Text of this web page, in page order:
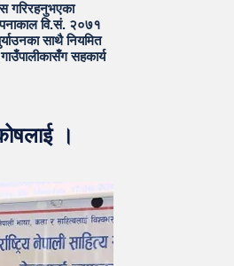
गरिरहनुभएका
वि.सं. २०७१
साथै नियमित
सहकार्य
।